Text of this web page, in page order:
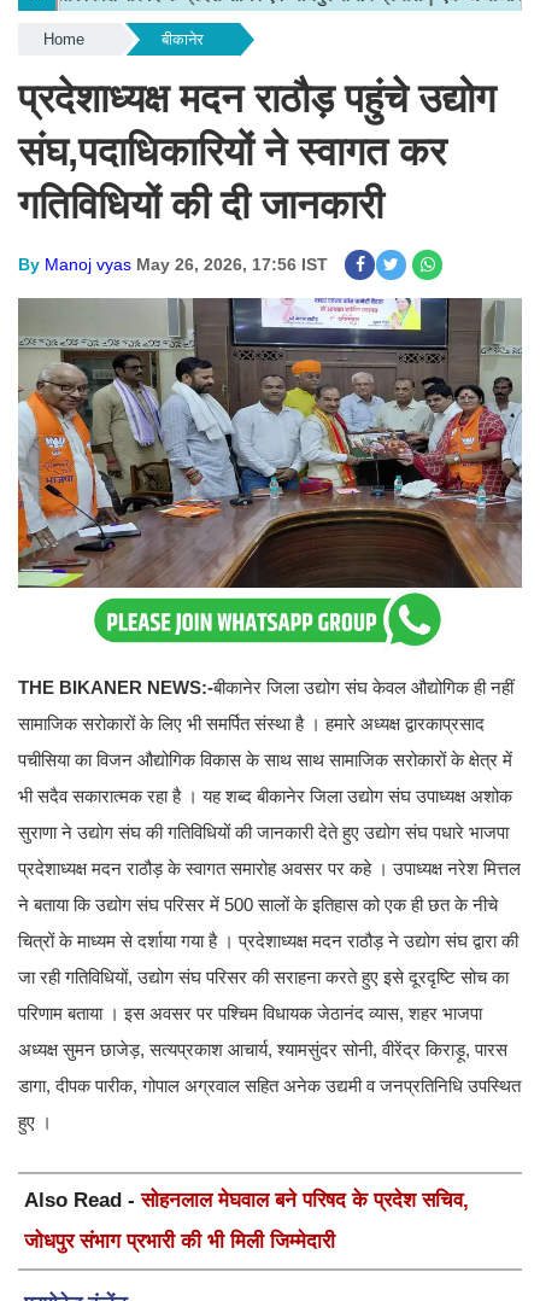
Home बीकानेर
प्रदेशाध्यक्ष मदन राठौड़ पहुंचे उद्योग
संघ,पदाधिकारियों ने स्वागत कर
गतिविधियों की दी जानकारी
By Manoj vyas May 26, 2026, 17:56 IST
THE BIKANER NEWS:-बीकानेर जिला उद्योग संघ केवल औद्योगिक ही नहीं
सामाजिक सरोकारों के लिए भी समर्पित संस्था है । हमारे अध्यक्ष द्वारकाप्रसाद
पचीसिया का विजन औद्योगिक विकास के साथ साथ सामाजिक सरोकारों के क्षेत्र में
भी सदैव सकारात्मक रहा है । यह शब्द बीकानेर जिला उद्योग संघ उपाध्यक्ष अशोक
सुराणा ने उद्योग संघ की गतिविधियों की जानकारी देते हुए उद्योग संघ पधारे भाजपा
प्रदेशाध्यक्ष मदन राठौड़ के स्वागत समारोह अवसर पर कहे । उपाध्यक्ष नरेश मित्तल
ने बताया कि उद्योग संघ परिसर में 500 सालों के इतिहास को एक ही छत के नीचे
चित्रों के माध्यम से दर्शाया गया है । प्रदेशाध्यक्ष मदन राठौड़ ने उद्योग संघ द्वारा की
जा रही गतिविधियों, उद्योग संघ परिसर की सराहना करते हुए इसे दूरदृष्टि सोच का
परिणाम बताया । इस अवसर पर पश्चिम विधायक जेठानंद व्यास, शहर भाजपा
अध्यक्ष सुमन छाजेड़, सत्यप्रकाश आचार्य, श्यामसुंदर सोनी, वीरेंद्र किराड़ू, पारस
डागा, दीपक पारीक, गोपाल अग्रवाल सहित अनेक उद्यमी व जनप्रतिनिधि उपस्थित
हुए ।
Also Read -सोहनलाल मेघवाल बने परिषद के प्रदेश सचिव,
जोधपुर संभाग प्रभारी की भी मिली जिम्मेदारी